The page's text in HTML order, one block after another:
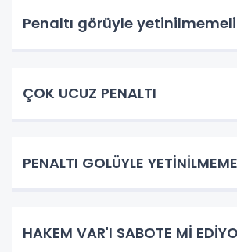
Penaltı görüyle yetinilmemeli
ÇOK UCUZ PENALTI
PENALTI GOLÜYLE
HAKEM VAR'I SABOTE Mİ